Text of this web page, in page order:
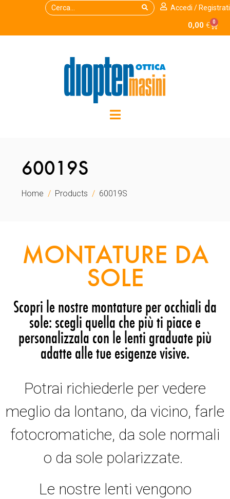
Accedi / Registrati
0,00 € 0
60019S
Home Products 60019S
MONTATURE DA
SOLE
Scopri le nostre montature per occhiali da
sole: scegli quella che più ti piace e
personalizzala con le lenti graduate più
adatte alle tue esigenze visive.
Potrai richiederle per vedere
meglio da lontano, da vicino, farle
fotocromatiche, da sole normali
o da sole polarizzate.
Le nostre lenti vengono